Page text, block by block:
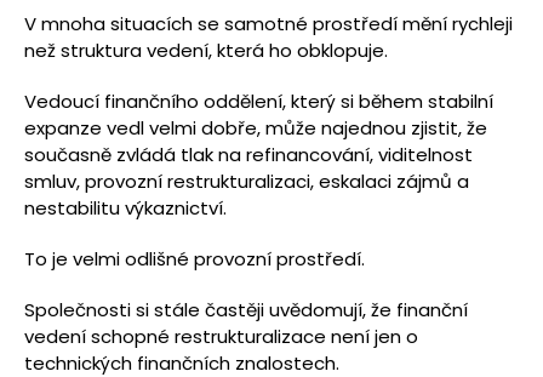
V mnoha situacích se samotné prostředí mění rychleji
než struktura vedení, která ho obklopuje.
Vedoucí finančního oddělení, který si během stabilní
expanze vedl velmi dobře, může najednou zjistit, že
současně zvládá tlak na refinancování, viditelnost
smluv, provozní restrukturalizaci, eskalaci zájmů a
nestabilitu výkaznictví.
To je velmi odlišné provozní prostředí.
Společnosti si stále častěji uvědomují, že finanční
vedení schopné restrukturalizace není jen o
technických finančních znalostech.